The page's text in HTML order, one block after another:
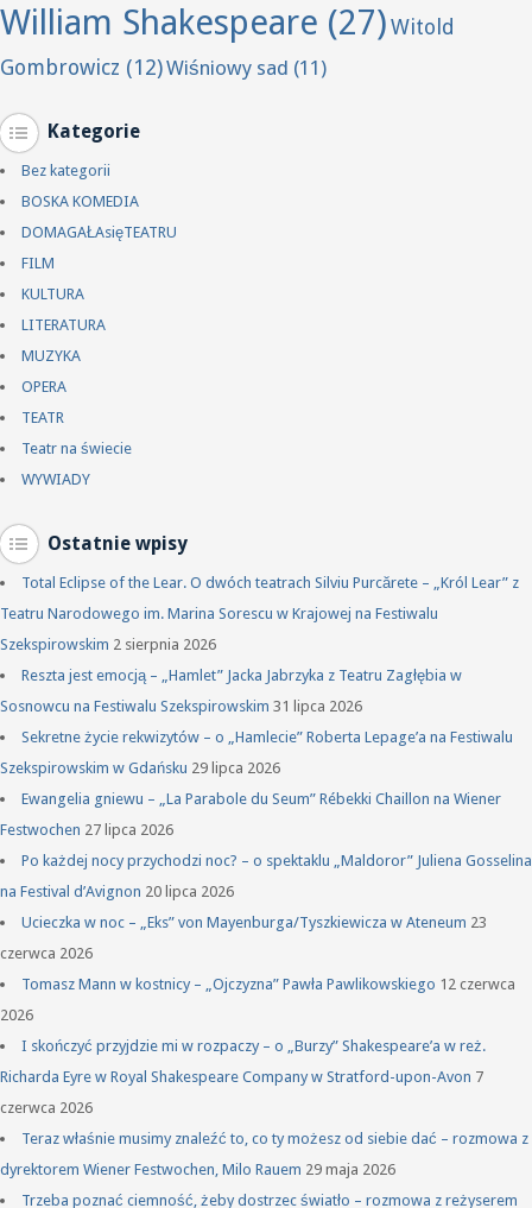
William Shakespeare (27)Witold
Gombrowicz (12)Wiśniowy sad (11)
Kategorie
Bez kategorii
BOSKA KOMEDIA
DOMAGAŁAsięTEATRU
FILM
KULTURA
LITERATURA
MUZYKA
OPERA
TEATR
Teatr na świecie
WYWIADY
Ostatnie wpisy
Total Eclipse of the Lear. O dwóch teatrach Silviu Purcărete – „Król Lear” z
Teatru Narodowego im. Marina Sorescu w Krajowej na Festiwalu
Szekspirowskim 2 sierpnia 2026
Reszta jest emocją – „Hamlet” Jacka Jabrzyka z Teatru Zagłębia w
Sosnowcu na Festiwalu Szekspirowskim 31 lipca 2026
Sekretne życie rekwizytów – o „Hamlecie” Roberta Lepage’a na Festiwalu
Szekspirowskim w Gdańsku 29 lipca 2026
Ewangelia gniewu – „La Parabole du Seum” Rébekki Chaillon na Wiener
Festwochen 27 lipca 2026
Po każdej nocy przychodzi noc? – o spektaklu „Maldoror” Juliena Gosselina
na Festival d’Avignon 20 lipca 2026
Ucieczka w noc – „Eks” von Mayenburga/Tyszkiewicza w Ateneum 23
czerwca 2026
Tomasz Mann w kostnicy – „Ojczyzna” Pawła Pawlikowskiego 12 czerwca
2026
I skończyć przyjdzie mi w rozpaczy – o „Burzy” Shakespeare’a w reż.
Richarda Eyre w Royal Shakespeare Company w Stratford-upon-Avon 7
czerwca 2026
Teraz właśnie musimy znaleźć to, co ty możesz od siebie dać – rozmowa z
dyrektorem Wiener Festwochen, Milo Rauem 29 maja 2026
Trzeba poznać ciemność, żeby dostrzec światło – rozmowa z reżyserem